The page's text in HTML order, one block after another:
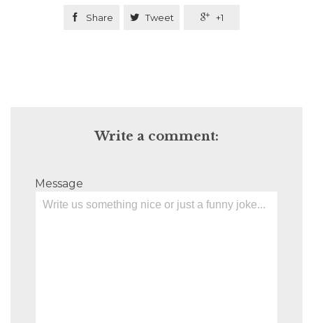
 Share  Tweet  +1
Write a comment:
Message